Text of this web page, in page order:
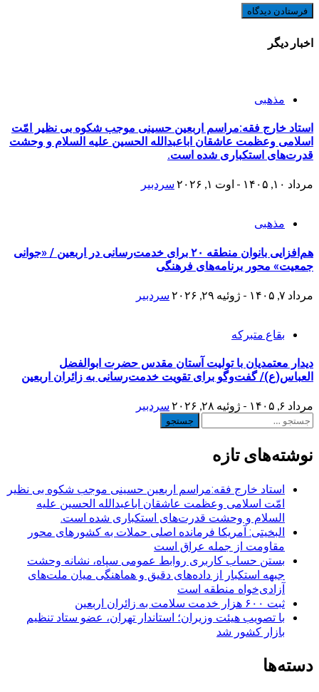
اخبار دیگر
مذهبی
استاد خارج فقه:مراسم اربعین حسینی موجب شکوه بی نظیر امّت
اسلامی وعظمت عاشقان اباعبدالله الحسین علیه السلام و وحشت
قدرت‌های استکباری شده است.
مرداد ۱۰, ۱۴۰۵ - اوت ۱, ۲۰۲۶ سردبیر
مذهبی
هم‌افزایی بانوان منطقه ۲۰ برای خدمت‌رسانی در اربعین / «جوانی
جمعیت» محور برنامه‌های فرهنگی
مرداد ۷, ۱۴۰۵ - ژوئیه ۲۹, ۲۰۲۶ سردبیر
بقاع متبرکه
دیدار معتمدیان با تولیت آستان مقدس حضرت ابوالفضل
العباس(ع)/ گفت‌وگو برای تقویت خدمت‌رسانی به زائران اربعین
مرداد ۶, ۱۴۰۵ - ژوئیه ۲۸, ۲۰۲۶
سردبیر
جستجو
نوشته‌های تازه
استاد خارج فقه:مراسم اربعین حسینی موجب شکوه بی نظیر
امّت اسلامی وعظمت عاشقان اباعبدالله الحسین علیه
السلام و وحشت قدرت‌های استکباری شده است.
البخیتی: آمریکا فرمانده اصلی حملات به کشورهای محور
مقاومت از جمله عراق است
بستن حساب کاربری روابط عمومی سپاه، نشانه‌ وحشت
جبهه استکبار از داده‌های دقیق و هماهنگی میان ملت‌های
آزادی‌خواه منطقه است
ثبت ۶۰۰ هزار خدمت سلامت به زائران اربعین
با تصویب هیئت وزیران؛ استاندار تهران، عضو ستاد تنظیم
بازار کشور شد
دسته‌ها